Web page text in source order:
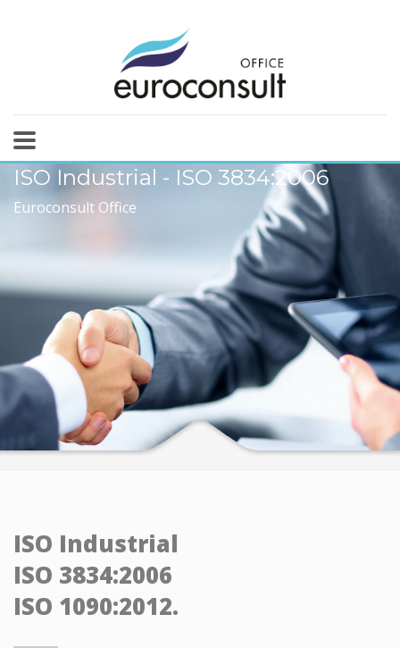
ISO Industrial - ISO 3834:2006
Euroconsult Office
ISO Industrial
ISO 3834:2006
ISO 1090:2012.